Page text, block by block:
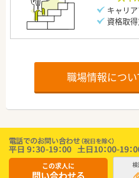
キャリ
資格取
職場情報につ
この求人に 検